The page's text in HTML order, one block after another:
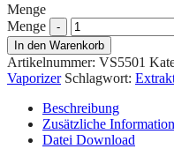
Menge
Menge
In den Warenkorb
Artikelnummer: VS5501
Vaporizer Schlagwort:
Beschreibung
Zusätzliche
Datei Download